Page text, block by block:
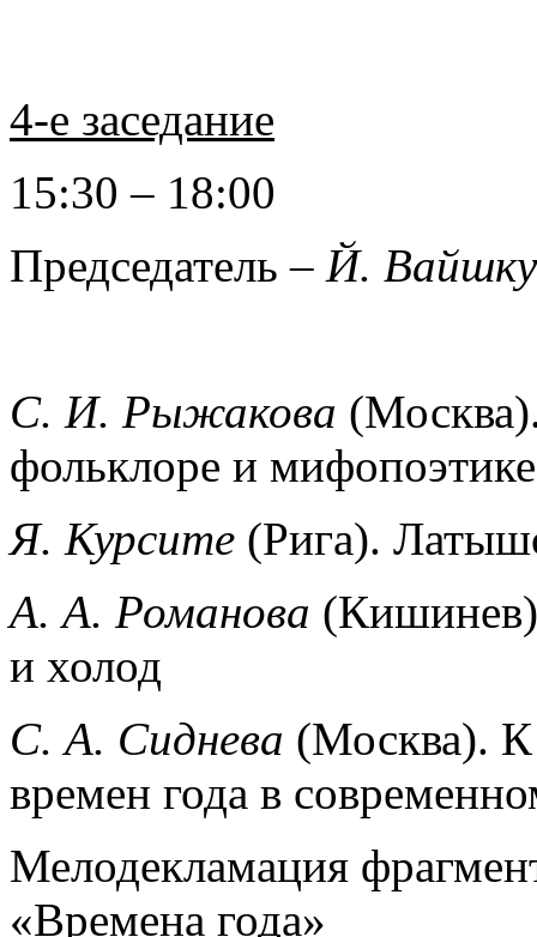
4-е заседание
15:30 – 18:00
Председатель – Й.
С. И. Рыжакова
фольклоре и мифопоэтике
Я. Курсите (Рига).
А. А. Романова
и холод
С. А. Сиднева (Москва). К
времен года в
Мелодекламация
«Времена года»